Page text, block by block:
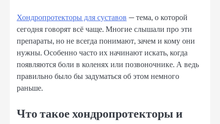
Хондропротекторы для суставов — тема, о которой
сегодня говорят всё чаще. Многие слышали про эти
препараты, но не всегда понимают, зачем и кому они
нужны. Особенно часто их начинают искать, когда
появляются боли в коленях или позвоночнике. А ведь
правильно было бы задуматься об этом немного
раньше.
Что такое хондропротекторы и